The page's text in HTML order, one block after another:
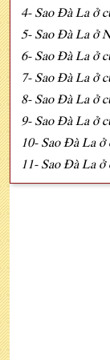
4- Sao Đà La ở
5- Sao Đà La ở
6- Sao Đà La ở
7- Sao Đà La ở
8- Sao Đà La ở
9- Sao Đà La ở
10- Sao Đà La ở
11- Sao Đà La